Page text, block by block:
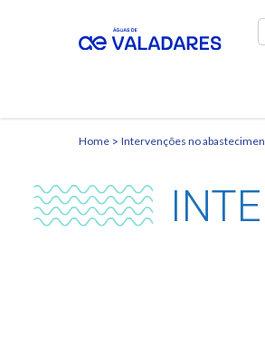
Home Intervenções no